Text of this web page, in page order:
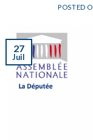
POSTED
27
Juil